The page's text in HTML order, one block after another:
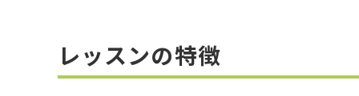
レッスンの特徴